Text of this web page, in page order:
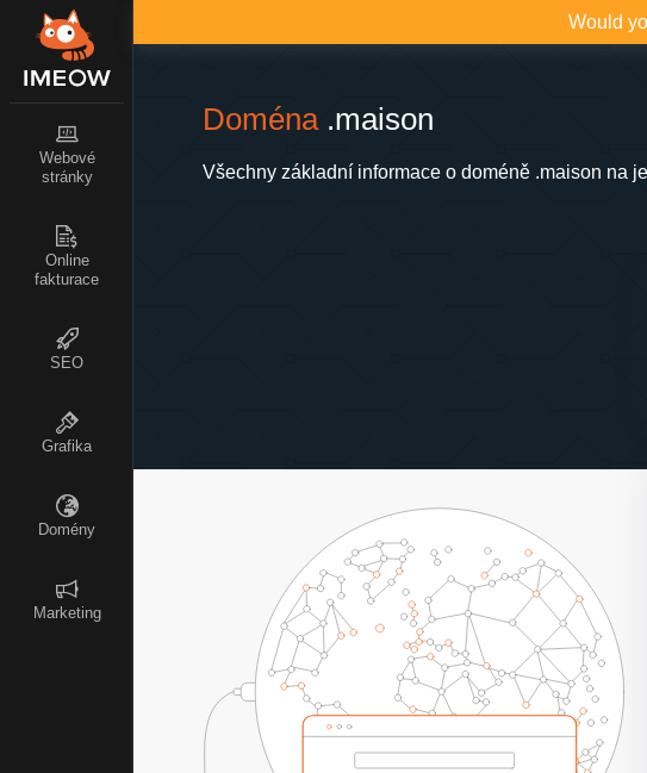
Webové
stránky
Online
fakturace
SEO
Grafika
Domény
Marketing
Would
Doména.maison
Všechny základní informace o doméně .maison na